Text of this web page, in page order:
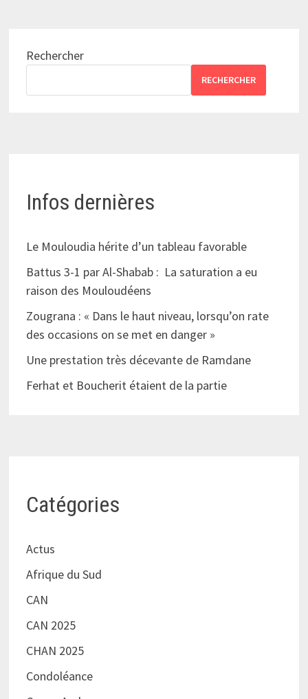
Rechercher
RECHERCHER
Infos dernières
Le Mouloudia hérite d’un tableau favorable
Battus 3-1 par Al-Shabab : La saturation a eu
raison des Mouloudéens
Zougrana : « Dans le haut niveau, lorsqu’on rate
des occasions on se met en danger »
Une prestation très décevante de Ramdane
Ferhat et Boucherit étaient de la partie
Catégories
Actus
Afrique du Sud
CAN
CAN 2025
CHAN 2025
Condoléance